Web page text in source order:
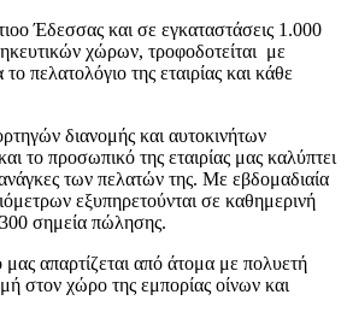
Έδεσσας και σε εγκαταστάσεις 1.000
χώρων, τροφοδοτείται με
πελατολόγιο της εταιρίας και κάθε
διανομής και αυτοκινήτων
το προσωπικό της εταιρίας μας καλύπτει
των πελατών της. Με εβδομαδιαία
εξυπηρετούνται σε καθημερινή
σημεία πώλησης.
απαρτίζεται από άτομα με πολυετή
στον χώρο της εμπορίας οίνων και